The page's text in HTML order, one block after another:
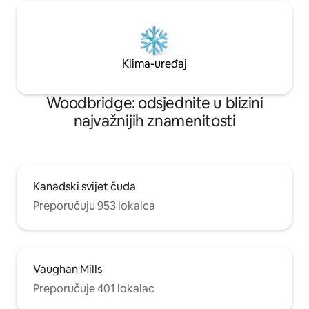
Klima-uređaj
Woodbridge: odsjednite u blizini
najvažnijih znamenitosti
Kanadski svijet čuda
Preporučuju 953 lokalca
Vaughan Mills
Preporučuje 401 lokalac